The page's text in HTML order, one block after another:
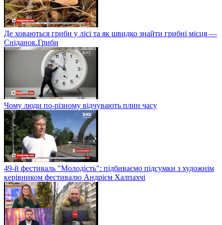
Де ховаються гриби у лісі та як швидко знайти грибні місця —
Сніданок.Гриби
Чому люди по-різному відчувають плин часу
49-й фестиваль "Молодість": підбиваємо підсумки з художнім
керівником фестивалю Андрієм Халпахчі